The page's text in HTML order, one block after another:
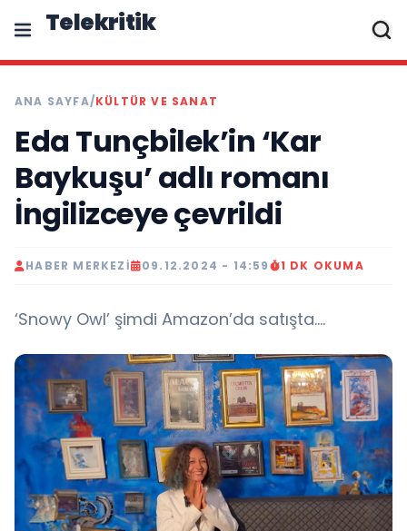
Telekritik
ANA SAYFA/KÜLTÜR VE SANAT
Eda Tunçbilek’in ‘Kar
Baykuşu’ adlı romanı
İngilizceye çevrildi
HABER MERKEZI 09.12.2024 - 14:59 1 DK OKUMA
‘Snowy Owl’ şimdi Amazon’da satışta….